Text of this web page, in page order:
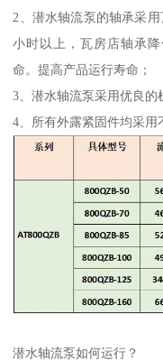
2、潜水轴流泵的轴承采
小时以上，瓦房店轴承
命。提高产品运行寿命；
3、潜水轴流泵采用优良的
4、所有外露紧固件均采用
潜水轴流泵如何运行？